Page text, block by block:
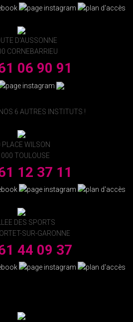
D'AUSSONNE
CORNEBARRIEU
06 90 91
6 AUTRES INSTITUTS !
PLACE WILSON
TOULOUSE
12 37 11
DES SPORTS
SUR-GARONNE
44 09 37